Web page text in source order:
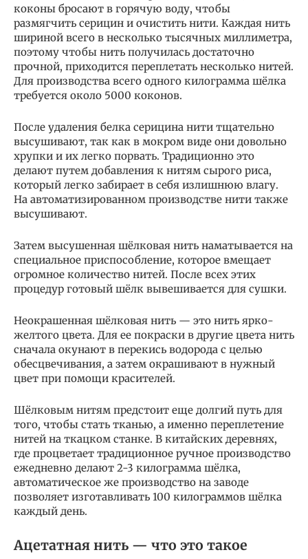
коконы бросают в горячую воду, чтобы
размягчить серицин и очистить нити. Каждая нить
шириной всего в несколько тысячных миллиметра,
поэтому чтобы нить получилась достаточно
прочной, приходится переплетать несколько нитей.
Для производства всего одного килограмма шёлка
требуется около 5000 коконов.
После удаления белка серицина нити тщательно
высушивают, так как в мокром виде они довольно
хрупки и их легко порвать. Традиционно это
делают путем добавления к нитям сырого риса,
который легко забирает в себя излишнюю влагу.
На автоматизированном производстве нити также
высушивают.
Затем высушенная шёлковая нить наматывается на
специальное приспособление, которое вмещает
огромное количество нитей. После всех этих
процедур готовый шёлк вывешивается для сушки.
Неокрашенная шёлковая нить — это нить ярко-
желтого цвета. Для ее покраски в другие цвета нить
сначала окунают в перекись водорода с целью
обесцвечивания, а затем окрашивают в нужный
цвет при помощи красителей.
Шёлковым нитям предстоит еще долгий путь для
того, чтобы стать тканью, а именно переплетение
нитей на ткацком станке. В китайских деревнях,
где процветает традиционное ручное производство
ежедневно делают 2-3 килограмма шёлка,
автоматическое же производство на заводе
позволяет изготавливать 100 килограммов шёлка
каждый день.
Ацетатная нить — что это такое